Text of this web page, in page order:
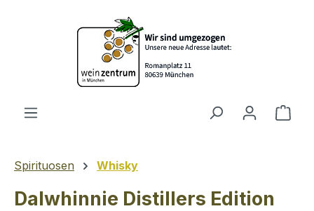
Zum Hauptinhalt springen
Spirituosen Whisky
Dalwhinnie Distillers Edition